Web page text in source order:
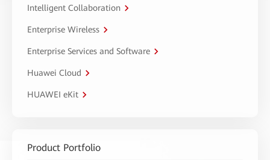
Intelligent Collaboration
Enterprise Wireless
Enterprise Services and Software
Huawei Cloud
HUAWEI eKit
Product Portfolio